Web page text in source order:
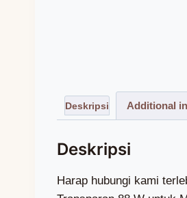
Additional
Harap hubungi kami terlebih dahulu untuk cek stok dan biaya kirim Wa (0851-7318-3221) — Kami Adalah Toko Genteng Yang menjual Genteng Kaca Transparan 88.W untuk MORANDO 8mmDi Jakarta Bogor Depok Tangerang Bekasi Terdekat, Terlaris, Terbaik, Termurah, Di Jakarta Bogor Depok Tangerang Bekasi, Kab. Kepulauan Seribu, Kota Jakarta Barat, Kota Jakarta Pusat, Kota Jakarta Selatan, Kota Jakarta Timur, Kota Jakarta Utara, Cilincing, Kelapa Gading, Koja, Pademangan, Penjaringan, Tanjung Priok, Cakung, Cipayung, Ciracas, Duren Sawit, Jatinegara, Kramat Jati, Makasar, Matraman, Pasar Rebo, Pulo Gadung, Cilandak, Jagakarsa, Kebayoran Baru, Kebayoran Lama, Mampang Prapatan, Pancoran, Pasar Minggu, Pesanggrahan, Setiabudi, Tebet, Cengkareng, Grogol Petamburan, Taman Sari, Tambora, Kebon Jeruk, Kalideres, Palmerah, Kembangan, Kepulauan Seribu Utara, Kepulauan Seribu Selatan, Sepatan Timur, Solear, Gunung Kaler, Mekarbaru, Balaraja, Jayanti, Tigaraksa, Jambe, Cisoka, Kresek, Kronjo, Mauk, Kemiri, Sukadiri, Rajeg, Pasar Kemis, Teluknaga, Kosambi, Pakuhaji, Sepatan, Curug, Cikupa, Panongan, Legok, Pagedangan, Cisauk, Sukamulya, Kelapa Dua, Sindang Jaya, Tangerang, Jatiuwung, Batuceper, Benda, Cipondoh, Ciledug, Karawaci, Periuk, Cibodas, Neglasari, Pinang, Karangtengah, Larangan, Ciputat, Ciputat Timur, Pamulang, Pondok Aren, Serpong, Serpong Utara, Setu, Babelan, Bojongmangu, Cabangbungin, Cibarusah, Cibitung, Cikarang Barat, Cikarang Pusat, Cikarang Selatan, Cikarang Timur, Cikarang Utara, Karangbahagia, Kedungwaringin, Muara Gembong, Pebayuran, Serang Baru, Sukakarya, Sukatani, Sukawangi, Tambelang, Tambun Selatan, Tambun